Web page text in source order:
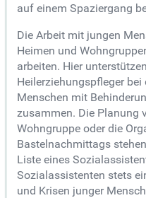
auf einem Spaziergang
Die Arbeit mit jungen
Heimen und
arbeiten. Hier
Heilerziehungspfleger
Menschen mit
zusammen. Die Planung
Wohngruppe oder die
Bastelnachmittags
Liste eines
Sozialassistenten stets
und Krisen junger